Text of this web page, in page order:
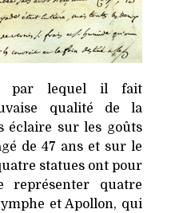
par lequel il fait
qualité de la
éclaire sur les goûts
de 47 ans et sur le
statues ont pour
représenter quatre
et Apollon, qui